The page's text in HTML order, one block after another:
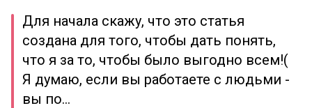
Для начала скажу, что это статья
создана для того, чтобы дать понять,
что я за то, чтобы было выгодно всем!(
Я думаю, если вы работаете с людьми -
вы по…